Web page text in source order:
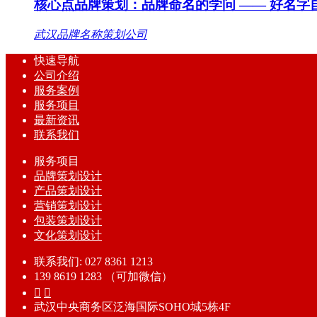
核心点品牌策划：品牌命名的学问 —— 好名字
武汉品牌名称策划公司
快速导航
公司介绍
服务案例
服务项目
最新资讯
联系我们
服务项目
品牌策划设计
产品策划设计
营销策划设计
包装策划设计
文化策划设计
联系我们: 027 8361 1213
139 8619 1283 （可加微信）
 
武汉中央商务区泛海国际SOHO城5栋4F